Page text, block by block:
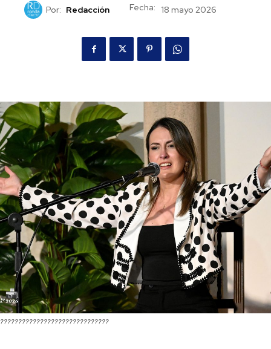
Por: Redacción Fecha: 18 mayo 2026
??????????????????????????????